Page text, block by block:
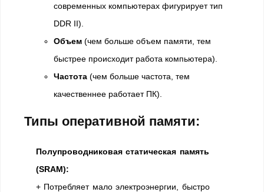
современных компьютерах фигурирует тип
DDR II).
Объем (чем больше объем памяти, тем
быстрее происходит работа компьютера).
Частота (чем больше частота, тем
качественнее работает ПК).
Типы оперативной памяти:
Полупроводниковая статическая память
(SRAM):
+ Потребляет мало электроэнергии, быстро